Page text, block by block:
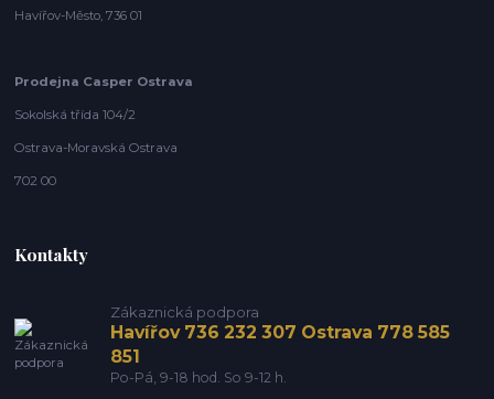
Havířov-Město, 736 01
Prodejna Casper Ostrava
Sokolská třída 104/2
Ostrava-Moravská Ostrava
702 00
Kontakty
Zákaznická podpora
Havířov 736 232 307 Ostrava 778 585
851
Po-Pá, 9-18 hod. So 9-12 h.